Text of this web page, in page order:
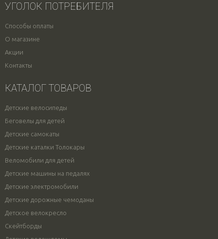
УГОЛОК ПОТРЕБИТЕЛЯ
Способы оплаты
О магазине
Акции
Контакты
КАТАЛОГ ТОВАРОВ
Детские велосипеды
Беговелы для детей
Детские самокаты
Детские каталки Толокары
Веломобили для детей
Детские машины на педалях
Детские электромобили
Детские дорожные чемоданы
Детское велокресло
Скейтборды